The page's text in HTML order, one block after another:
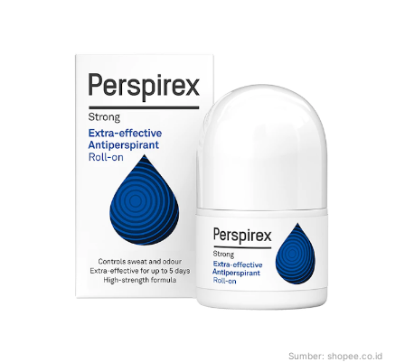
Sumber: shopee.co.id